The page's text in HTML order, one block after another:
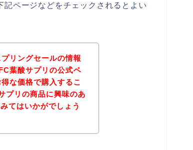
ページなどをチェックされるとよい
リングセールの情報
葉酸サプリの公式ペ
な価格で購入するこ
プリの商品に興味のあ
てはいかがでしょう